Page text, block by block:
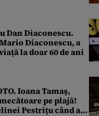
Dan Diaconescu.
Diaconescu, a
la doar 60 de ani
Ioana Tamaş,
pe plajă!
Pestrițu când a